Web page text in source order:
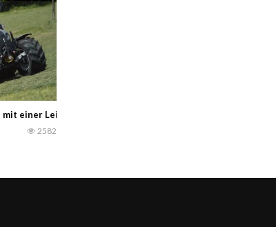
einer Leistung von 75 PS — Praxistest | landwirt-media.com
2582